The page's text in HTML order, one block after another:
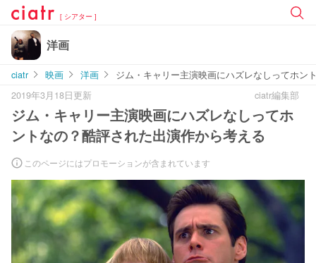
[ シアター ]
洋画
ciatr 映画 洋画
ジム・キャリー主演映画にハズレなしってホン
2019年3月18日更新
ciatr編集部
ジム・キャリー主演映画にハズレなしってホ
ントなの？酷評された出演作から考える
このページにはプロモーションが含まれています